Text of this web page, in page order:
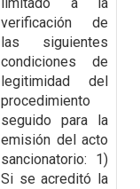
verificación de
las siguientes
condiciones de
legitimidad del
procedimiento
seguido para la
emisión del acto
sancionatorio: 1)
Si se acreditó la